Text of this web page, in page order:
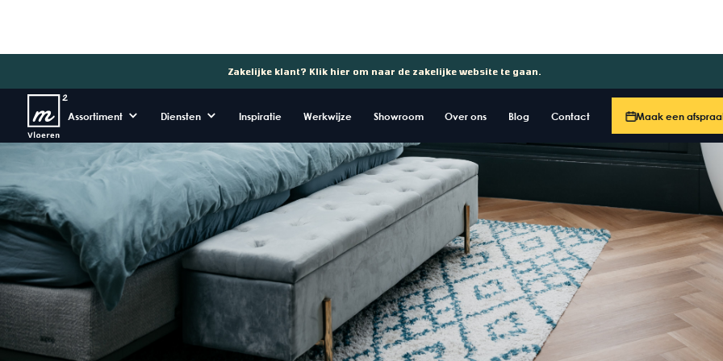
Zakelijke klant? Klik hier om naar de zakelijke website te gaan.
Assortiment Diensten Inspiratie Werkwijze Showroom Over ons Blog Contact Maak een
In de vakantieperiode van 1 juli t/m 1 september werken wij uitsluitend op afspraak.
Uiteraard wordt je ook gewoon geholpen wanneer je zonder afspraak langs komt, het
kan alleen wel zo zijn dat je even moet wachten tot er iemand beschikbaar is. Wij
adviseren je dus even een afspraak te maken.
Gelijk een afspraak inplannen? Dat kan hier
In de zomermaanden juli & augustus hebben wij aangepaste openingstijden voor op de